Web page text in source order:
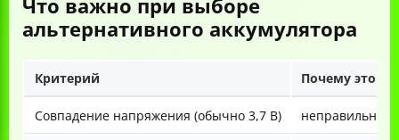
Что важно при выборе
альтернативного аккумулятора
Критерий Почему это
Совпадение напряжения (обычно 3,7 В) неправильное